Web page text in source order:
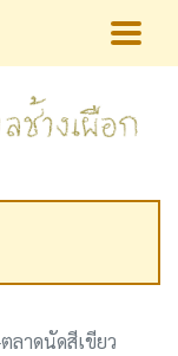
ตลาดนัดสีเขียว